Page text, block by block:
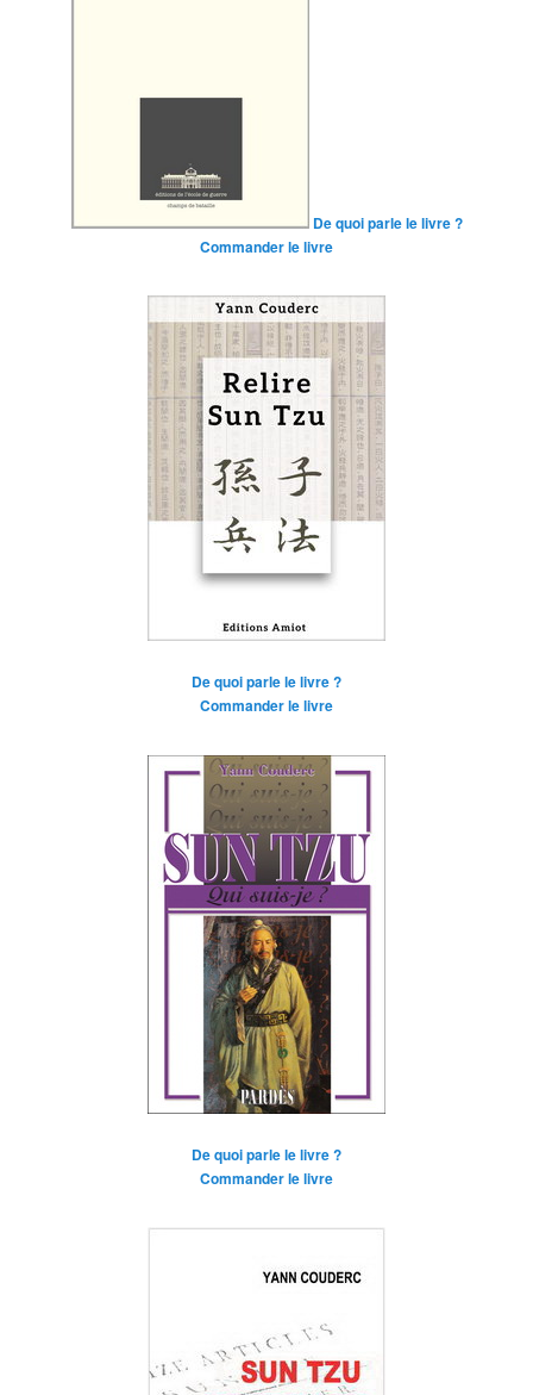
De quoi parle le livre ?
Commander le livre
De quoi parle le livre ?
Commander le livre
De quoi parle le livre ?
Commander le livre